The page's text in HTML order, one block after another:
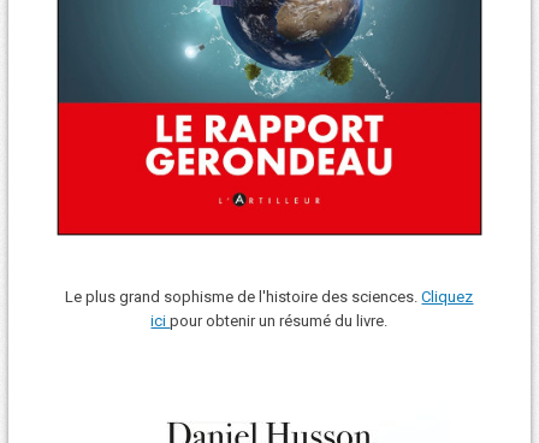
Le plus grand sophisme de l'histoire des sciences.Cliquez
icipour obtenir un résumé du livre.